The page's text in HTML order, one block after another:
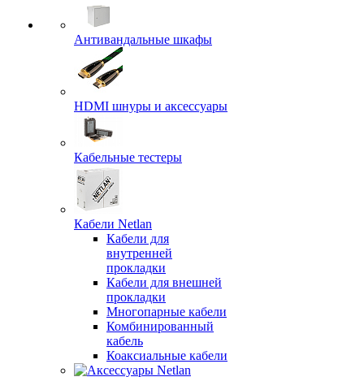
Антивандальные шкафы
HDMI шнуры и аксессуары
Кабельные тестеры
Кабели Netlan
Кабели для
внутренней
прокладки
Кабели для внешней
прокладки
Многопарные кабели
Комбинированный
кабель
Коаксиальные кабели